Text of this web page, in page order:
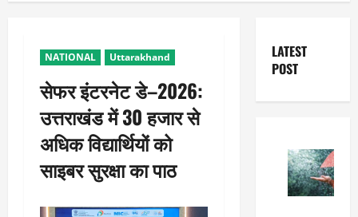
NATIONAL Uttarakhand
सेफर इंटरनेट डे–2026:
उत्तराखंड में 30 हजार से
अधिक विद्यार्थियों को
साइबर सुरक्षा का पाठ
LATEST
POST